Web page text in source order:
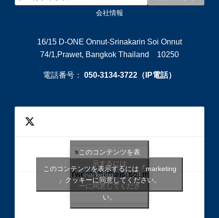
会社情報
16/15 D-ONE Onnut-Srinakarin Soi Onnut
74/1,Prawet, Bangkok Thailand 10250
電話番号： 050-3134-3722（IP電話）
Tweets bythaisrscom
このコンテンツを表
示するには
「marketing 」クッキ
ーに同意してくださ
い。
このコンテンツを表示するには「marketing
」クッキーに同意してください。